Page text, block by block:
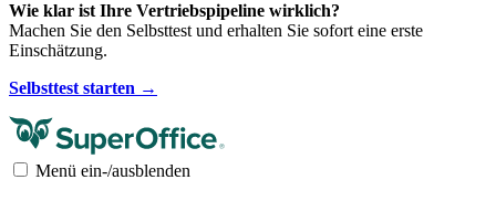
Wie klar ist Ihre Vertriebspipeline wirklich?
Machen Sie den Selbsttest und erhalten Sie sofort eine erste
Einschätzung.
Selbsttest starten →
Menü ein-/ausblenden